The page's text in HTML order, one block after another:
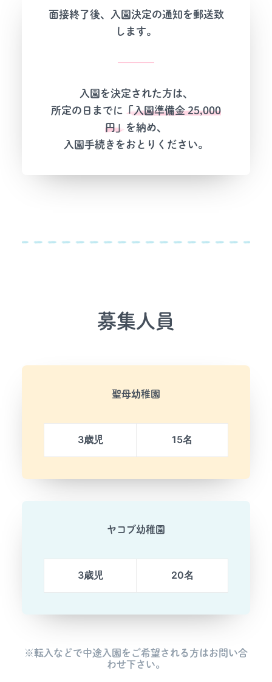
面接終了後、入園決定の通知を郵送致
します。
入園を決定された方は、
所定の日までに 「入園準備金 25,000
円」 を納め、
入園手続きをおとりください。
募集人員
聖母幼稚園
3歳児 15名
ヤコブ幼稚園
3歳児 20名
※転入などで中途入園をご希望される方はお問い合
わせ下さい。